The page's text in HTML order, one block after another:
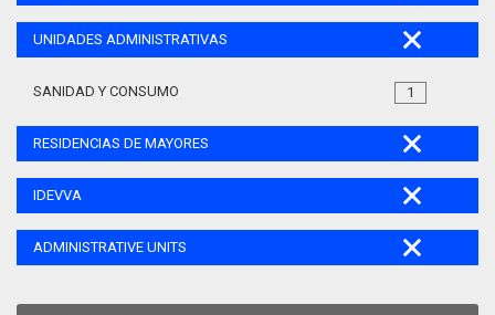
UNIDADES ADMINISTRATIVAS
1
SANIDAD Y CONSUMO
RESIDENCIAS DE MAYORES
IDEVVA
ADMINISTRATIVE UNITS